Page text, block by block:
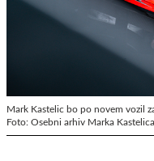
Mark Kastelic bo po novem vozil
Foto: Osebni arhiv Marka Kastelica